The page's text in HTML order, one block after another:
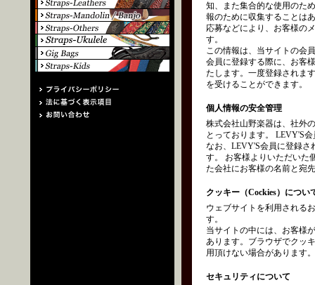
知、また集合的な使用のた
報のために収集することは
応募などにより、お客様の
す。
この情報は、当サイトの会
会員に登録する際に、お客
たします。一度登録されま
を受けることができます。
個人情報の安全管理
株式会社山野楽器は、社外
とっております。 LEVY'S
なお、LEVY'S会員に登録さ
す。 お客様よりいただいた
た会社にお客様の名前と宛
クッキー（Cockies）につい
ウェブサイトを利用される
す。
当サイトの中には、お客様
あります。ブラウザでクッ
用頂けない場合があります。
セキュリティについて